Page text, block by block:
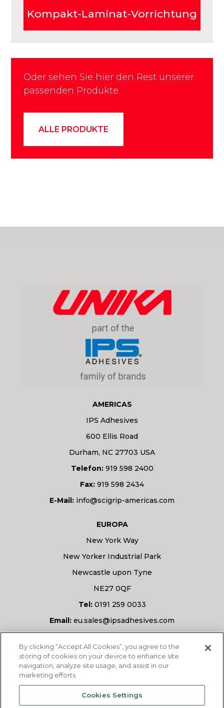
Kompakt-Laminat-Vorrichtung
Oder sehen Sie hier den Rest unserer
passenden Produkte
ALLE PRODUKTE
AMERICAS
IPS Adhesives
600 Ellis Road
Durham, NC 27703 USA
Telefon:919 598 2400
Fax: 919 598 2434
E-Mail: info@scigrip-americas.com
EUROPA
New York Way
New Yorker Industrial Park
Newcastle upon Tyne
NE27 0QF
Tel:0191 259 0033
Email: eu.sales@ipsadhesives.com
Haben Sie eine Frage?
By clicking “Accept All Cookies”, you agree to the
storing of cookies on your device to enhance site
navigation, analyze site usage, and assist in our
marketing efforts.
Cookies Settings